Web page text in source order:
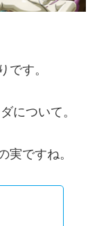
です。
について。
実ですね。